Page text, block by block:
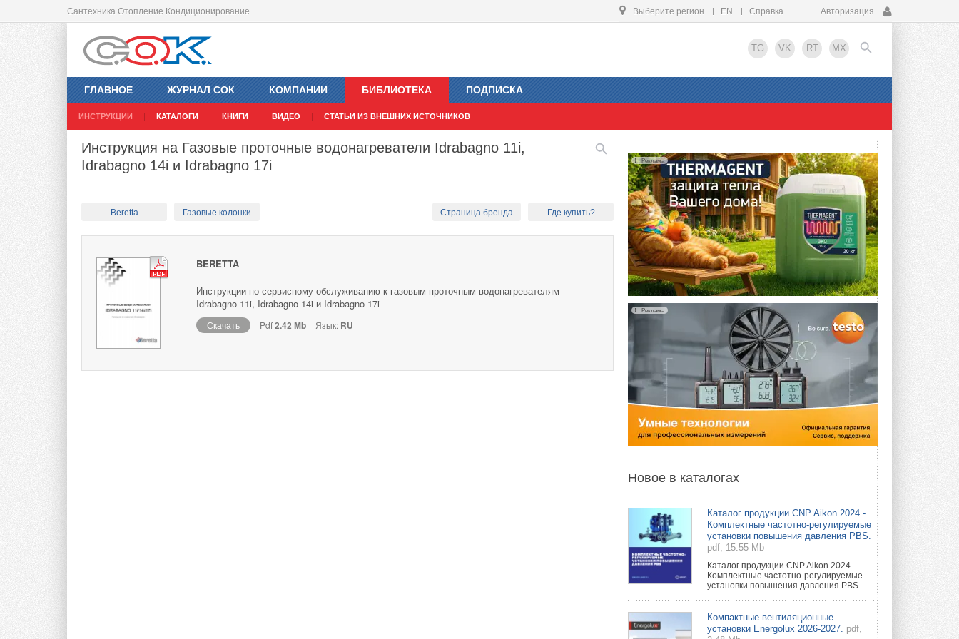
Сантехника Отопление Кондиционирование Выберите регион EN Справка Авторизация
TG VK RT MX
ГЛАВНОЕ ЖУРНАЛ СОК КОМПАНИИ БИБЛИОТЕКА
ИНСТРУКЦИИ КАТАЛОГИ КНИГИ ВИДЕО СТАТЬИ ИЗ ВНЕШНИХ ИСТОЧНИКОВ
ПОДПИСКА
EN
Инструкция на Газовые проточные водонагреватели Idrabagno 11i,
Idrabagno 14i и Idrabagno 17i
Beretta Газовые колонки Страница бренда Где купить?
BERETTA
Инструкции по сервисному обслуживанию к газовым проточным водонагревателям
Idrabagno 11i, Idrabagno 14i и Idrabagno 17i
Скачать Pdf2.42 Mb Язык: RU
Реклама
Реклама
Новое в каталогах
Каталог продукции CNP Aikon 2024 -
Комплектные частотно-регулируемые
установки повышения давления PBS.
pdf, 15.55 Mb
Каталог продукции CNP Aikon 2024 -
Комплектные частотно-регулируемые
установки повышения давления PBS
Компактные вентиляционные
установки Energolux 2026-2027. pdf,